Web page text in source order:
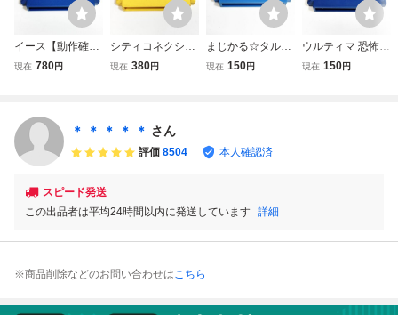
イース【動作確認
済】８本まで同梱
現在 780円
シティコネクショ
ン【動作確認済】
現在 380円
まじかる☆タルる
ートくん【動作確
現在 150円
ウルティマ 恐怖の
エクソダス【動作
現在 150円
＊ ＊ ＊ ＊ ＊ さん
評価 8504 本人確認済
スピード発送
この出品者は平均24時間以内に発送しています 詳細
※商品削除などのお問い合わせはこちら